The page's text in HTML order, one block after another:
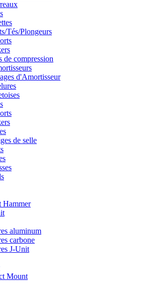
Tés/Plongeurs
de compression
d'Amortisseur
de selle
Hammer
aluminum
carbone
J-Unit
Mount